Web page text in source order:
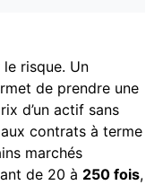
risque. Un
de prendre une
d’un actif sans
contrats à terme
marchés
de 20 à 250 fois,